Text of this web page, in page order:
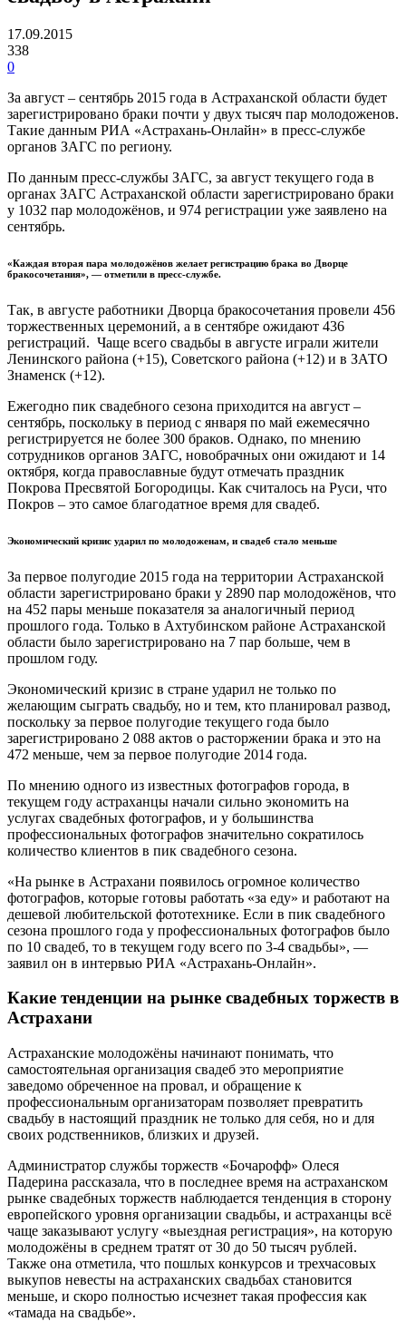
17.09.2015
338
0
За август – сентябрь 2015 года в Астраханской области будет
зарегистрировано браки почти у двух тысяч пар молодоженов.
Такие данным РИА «Астрахань-Онлайн» в пресс-службе
органов ЗАГС по региону.
По данным пресс-службы ЗАГС, за август текущего года в
органах ЗАГС Астраханской области зарегистрировано браки
у 1032 пар молодожёнов, и 974 регистрации уже заявлено на
сентябрь.
«Каждая вторая пара молодожёнов желает регистрацию брака во Дворце
бракосочетания», — отметили в пресс-службе.
Так, в августе работники Дворца бракосочетания провели 456
торжественных церемоний, а в сентябре ожидают 436
регистраций. Чаще всего свадьбы в августе играли жители
Ленинского района (+15), Советского района (+12) и в ЗАТО
Знаменск (+12).
Ежегодно пик свадебного сезона приходится на август –
сентябрь, поскольку в период с января по май ежемесячно
регистрируется не более 300 браков. Однако, по мнению
сотрудников органов ЗАГС, новобрачных они ожидают и 14
октября, когда православные будут отмечать праздник
Покрова Пресвятой Богородицы. Как считалось на Руси, что
Покров – это самое благодатное время для свадеб.
Экономический кризис ударил по молодоженам, и свадеб стало меньше
За первое полугодие 2015 года на территории Астраханской
области зарегистрировано браки у 2890 пар молодожёнов, что
на 452 пары меньше показателя за аналогичный период
прошлого года. Только в Ахтубинском районе Астраханской
области было зарегистрировано на 7 пар больше, чем в
прошлом году.
Экономический кризис в стране ударил не только по
желающим сыграть свадьбу, но и тем, кто планировал развод,
поскольку за первое полугодие текущего года было
зарегистрировано 2 088 актов о расторжении брака и это на
472 меньше, чем за первое полугодие 2014 года.
По мнению одного из известных фотографов города, в
текущем году астраханцы начали сильно экономить на
услугах свадебных фотографов, и у большинства
профессиональных фотографов значительно сократилось
количество клиентов в пик свадебного сезона.
«На рынке в Астрахани появилось огромное количество
фотографов, которые готовы работать «за еду» и работают на
дешевой любительской фототехнике. Если в пик свадебного
сезона прошлого года у профессиональных фотографов было
по 10 свадеб, то в текущем году всего по 3-4 свадьбы», —
заявил он в интервью РИА «Астрахань-Онлайн».
Какие тенденции на рынке свадебных торжеств в
Астрахани
Астраханские молодожёны начинают понимать, что
самостоятельная организация свадеб это мероприятие
заведомо обреченное на провал, и обращение к
профессиональным организаторам позволяет превратить
свадьбу в настоящий праздник не только для себя, но и для
своих родственников, близких и друзей.
Администратор службы торжеств «Бочарофф» Олеся
Падерина рассказала, что в последнее время на астраханском
рынке свадебных торжеств наблюдается тенденция в сторону
европейского уровня организации свадьбы, и астраханцы всё
чаще заказывают услугу «выездная регистрация», на которую
молодожёны в среднем тратят от 30 до 50 тысяч рублей.
Также она отметила, что пошлых конкурсов и трехчасовых
выкупов невесты на астраханских свадьбах становится
меньше, и скоро полностью исчезнет такая профессия как
«тамада на свадьбе».